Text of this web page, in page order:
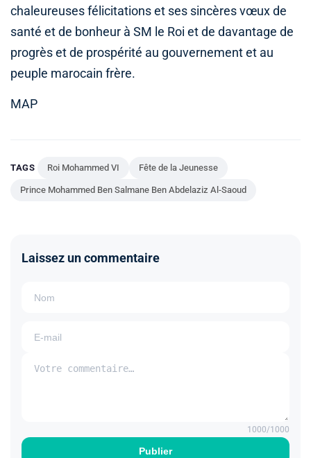
chaleureuses félicitations et ses sincères vœux de
santé et de bonheur à SM le Roi et de davantage de
progrès et de prospérité au gouvernement et au
peuple marocain frère.
MAP
TAGS Roi Mohammed VI Fête de la Jeunesse
Prince Mohammed Ben Salmane Ben Abdelaziz Al-Saoud
Laissez un commentaire
Publier
1000/1000